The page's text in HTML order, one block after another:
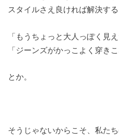
スタイルさえ良ければ解決す
「もうちょっと大人っぽく見
「ジーンズがかっこよく穿き
とか。
そうじゃないからこそ、私た